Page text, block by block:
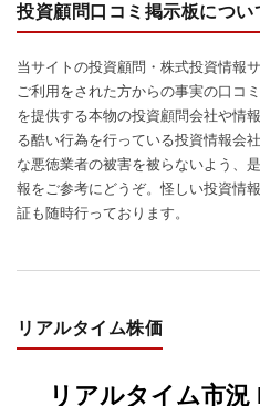
投資顧問口コミ掲示板につい
当サイトの投資顧問・株式投資情報
ご利用をされた方からの事実の口コ
を提供する本物の投資顧問会社や情
る酷い行為を行っている投資情報会
な悪徳業者の被害を被らないよう、
報をご参考にどうぞ。怪しい投資情
証も随時行っております。
リアルタイム株価